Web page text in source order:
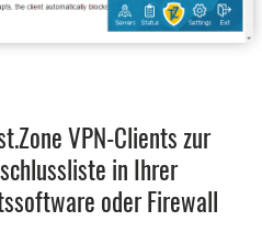
VPN-Clients zur
in Ihrer
oder Firewall